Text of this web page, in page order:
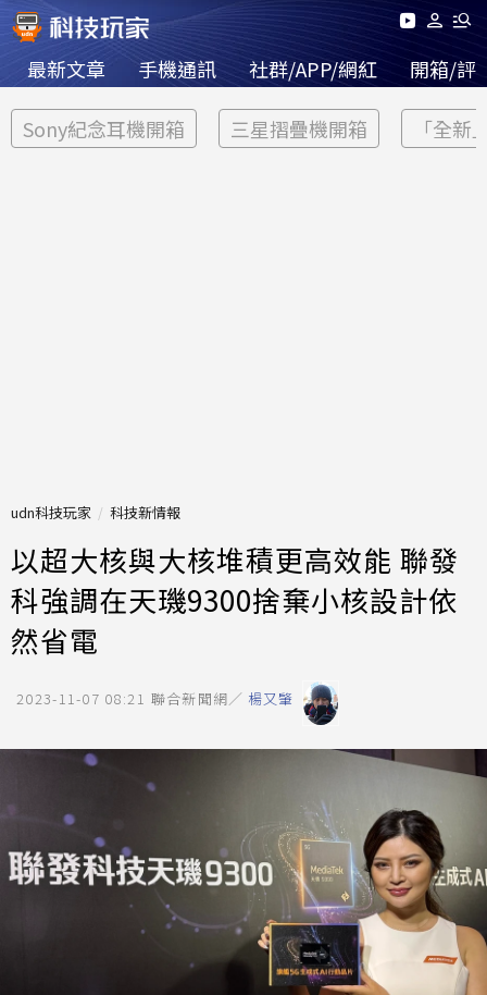
最新文章 手機通訊 社群/APP/網紅 開箱/評
Sony紀念耳機開箱 三星摺疊機開箱 「全新
udn科技玩家 科技新情報
以超大核與大核堆積更高效能 聯發
科強調在天璣9300捨棄小核設計依
然省電
2023-11-07 08:21 聯合新聞網／ 楊又肇